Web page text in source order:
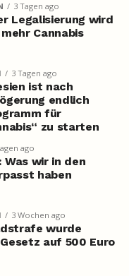
3 Tagen ago
Legalisierung wird
Cannabis
3 Tagen ago
ist nach
endlich
für
zu starten
ago
Was wir in den
haben
3 Wochen ago
wurde
auf 500 Euro